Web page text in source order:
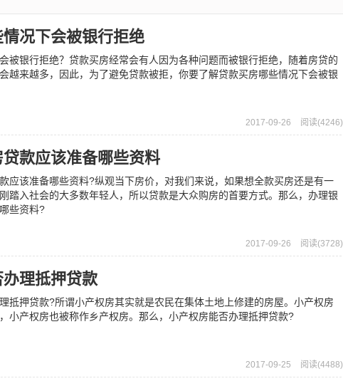
况下会被银行拒绝
被银行拒绝？贷款买房经常会有人因为各种问题而被银行拒绝，随着房贷的
越来越多，因此，为了避免贷款被拒，你要了解贷款买房哪些情况下会被银
2017-09-26 阅读(4246)
款应该准备哪些资料
该准备哪些资料?纵观当下房价，对我们来说，如果想全款买房还是有一
踏入社会的大多数年轻人，所以贷款是大众购房的首要方式。那么，办理银
些资料?
2017-09-26 阅读(3728)
理抵押贷款
押贷款?所谓小产权房其实就是农民在集体土地上修建的房屋。小产权房
小产权房也被称作乡产权房。那么，小产权房能否办理抵押贷款?
2017-09-25 阅读(4488)